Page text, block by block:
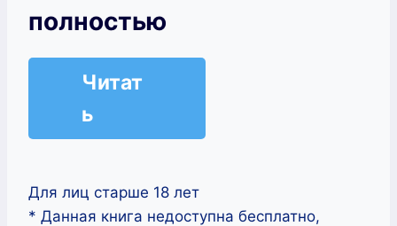
полностью
Читат
ь
Для лиц старше 18 лет
* Данная книга недоступна бесплатно,